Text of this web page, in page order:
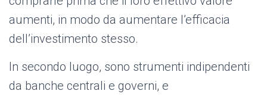
aumenti, in modo da aumentare l’efficacia
dell’investimento stesso.
In secondo luogo, sono strumenti indipendenti
da banche centrali e governi, e